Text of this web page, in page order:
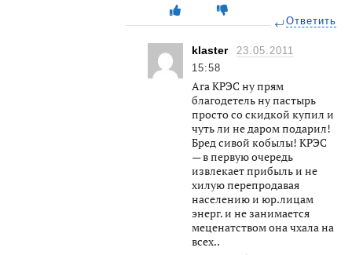
Ответить
klaster
23.05.2011
15:58
Ага КРЭС ну прям
благодетель ну пастырь
просто со скидкой купил и
чуть ли не даром подарил!
Бред сивой кобылы! КРЭС
— в первую очередь
извлекает прибыль и не
хилую перепродавая
населению и юр.лицам
энерг. и не занимается
меценатством она чхала на
всех..